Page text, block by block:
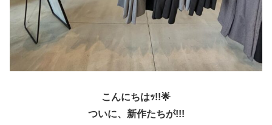
こんにちはｯ!!🌟
ついに、新作たちが!!!